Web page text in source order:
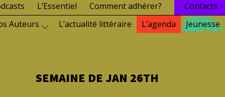
L’Essentiel Comment adhérer?
Contacts
Auteurs
L’actualité littéraire L’agenda Jeunesse
SEMAINE DE JAN 26TH